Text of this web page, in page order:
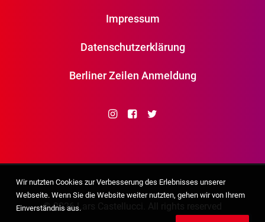
Impressum
Datenschutzerklärung
Berliner Zeilen Anmeldung
© 2026 Lars Castellucci. All rights reserved
Wir nutzten Cookies zur Verbesserung des Erlebnisses unserer
Webseite. Wenn Sie die Website weiter nutzten, gehen wir von Ihrem
Einverständnis aus.